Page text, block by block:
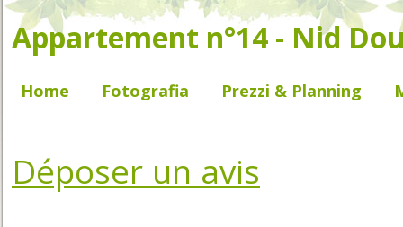
Appartement n°14 - Nid
Home Fotografia Prezzi & Planning
Déposer un avis